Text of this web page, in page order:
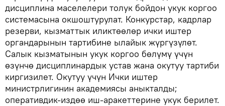
дисциплина маселелери толук бойдон укук коргоо
системасына окшоштурулат. Конкурстар, кадрлар
резерви, кызматтык иликтөөлөр ички иштер
органдарынын тартибине ылайык жүргүзүлөт.
Салык кызматынын укук коргоо бөлүмү үчүн
өзүнчө дисциплинардык устав жана окутуу тартиби
киргизилет. Окутуу үчүн Ички иштер
министрлигинин академиясы аныкталды;
оперативдик-издөө иш-аракеттерине укук берилет.